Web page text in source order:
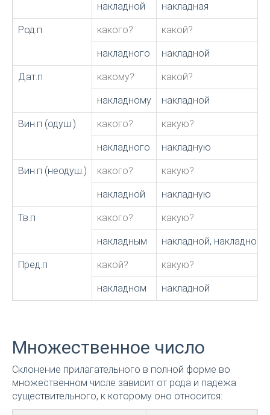
накладной накладная
Род.п какого? какой?
накладного накладной
Дат.п какому? какой?
накладному накладной
Вин.п (одуш.) какого? какую?
накладного накладную
Вин.п (неодуш.) какого? какую?
накладной накладную
Тв.п какого? какую?
накладным накладной, накладною
Пред.п какой? какую?
накладном накладной
Множественное число
Склонение прилагательного в полной форме во
множественном числе зависит от рода и падежа
существительного, к которому оно относится: